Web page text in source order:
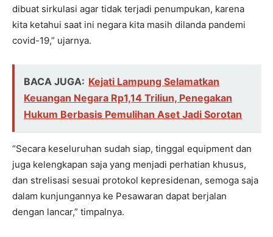
dibuat sirkulasi agar tidak terjadi penumpukan, karena
kita ketahui saat ini negara kita masih dilanda pandemi
covid-19,” ujarnya.
BACA JUGA: Kejati Lampung Selamatkan
Keuangan Negara Rp1,14 Triliun, Penegakan
Hukum Berbasis Pemulihan Aset Jadi Sorotan
“Secara keseluruhan sudah siap, tinggal equipment dan
juga kelengkapan saja yang menjadi perhatian khusus,
dan strelisasi sesuai protokol kepresidenan, semoga saja
dalam kunjungannya ke Pesawaran dapat berjalan
dengan lancar,” timpalnya.